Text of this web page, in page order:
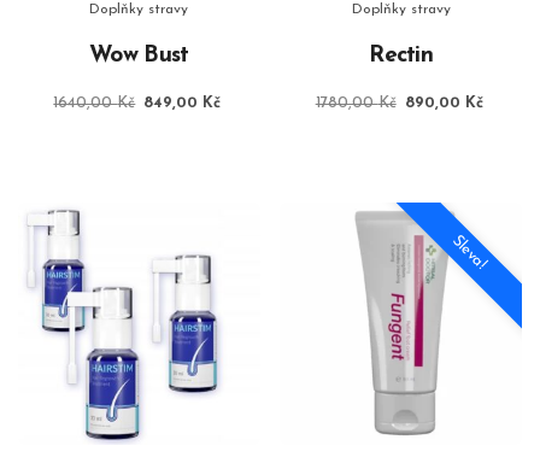
Doplňky stravy
Wow Bust
1640,00Kč Původní
849,00 Kč
Doplňky stravy
Rectin
1780,00Kč
Původní
890,00 Kč
Sleva!